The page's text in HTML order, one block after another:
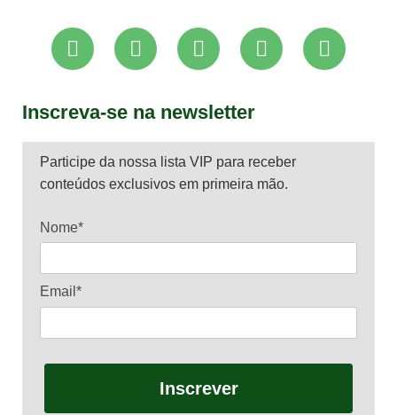
Inscreva-se na newsletter
Participe da nossa lista VIP para receber
conteúdos exclusivos em primeira mão.
Nome*
Email*
Inscrever